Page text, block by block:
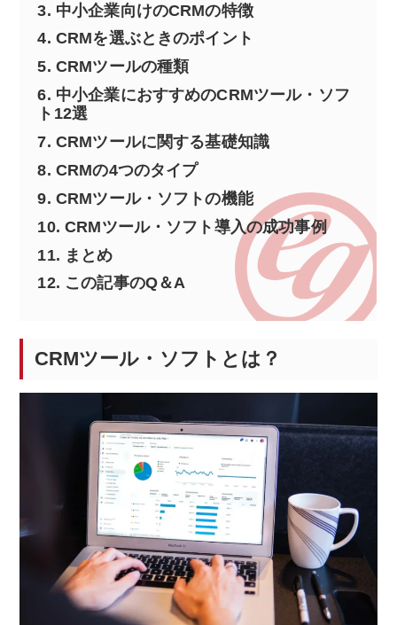
3. 中小企業向けのCRMの特徴
4. CRMを選ぶときのポイント
5. CRMツールの種類
6. 中小企業におすすめのCRMツール・ソフ
ト12選
7. CRMツールに関する基礎知識
8. CRMの4つのタイプ
9. CRMツール・ソフトの機能
10. CRMツール・ソフト導入の成功事例
11. まとめ
12. この記事のQ＆A
CRMツール・ソフトとは？